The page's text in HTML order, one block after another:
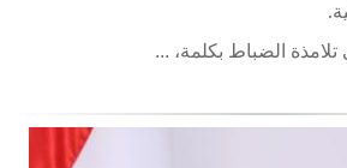
.
الضباط بكلمة، ...